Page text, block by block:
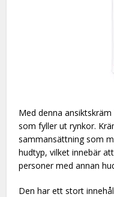
Med denna
som fyller ut rynkor.
sammansättning som
hudtyp, vilket innebär
personer med annan
Den har ett stort